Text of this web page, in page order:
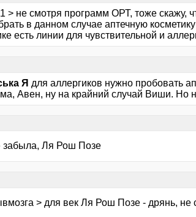
> не смотря программ ОРТ, тоже скажу,
в данном случае аптечную
есть линии для чувствительной и
Я для аллергиков нужно пробовать
Авен, ну на крайний случай Виши. Но
забыла, Ля Рош Позе
> для век Ля Рош Позе - дрянь, не